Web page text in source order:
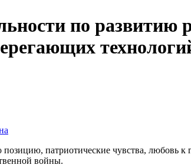
по развитию
патриотические чувства, любовь
войны.